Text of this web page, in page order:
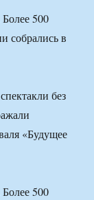
500
собрались в
без
«Будущее
500